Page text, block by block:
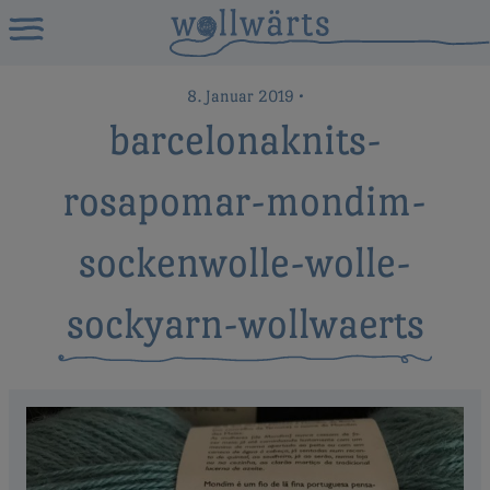
8. Januar 2019 •
barcelonaknits-
rosapomar-mondim-
sockenwolle-wolle-
sockyarn-wollwaerts